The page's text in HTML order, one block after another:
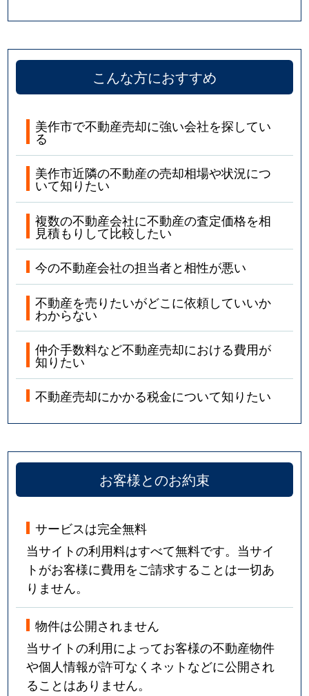
こんな方におすすめ
美作市で不動産売却に強い会社を探してい
る
美作市近隣の不動産の売却相場や状況につ
いて知りたい
複数の不動産会社に不動産の査定価格を相
見積もりして比較したい
今の不動産会社の担当者と相性が悪い
不動産を売りたいがどこに依頼していいか
わからない
仲介手数料など不動産売却における費用が
知りたい
不動産売却にかかる税金について知りたい
お客様とのお約束
サービスは完全無料
当サイトの利用料はすべて無料です。当サイ
トがお客様に費用をご請求することは一切あ
りません。
物件は公開されません
当サイトの利用によってお客様の不動産物件
や個人情報が許可なくネットなどに公開され
ることはありません。